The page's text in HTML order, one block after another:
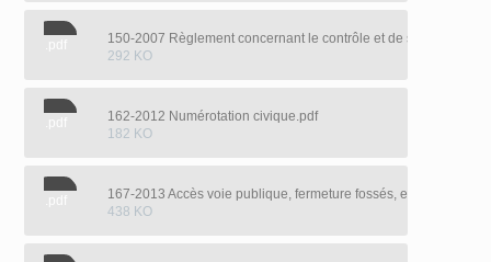
.pdf
150-2007 Règlement concernant le contrôle et de suivi
292 KO
.pdf
162-2012 Numérotation civique.pdf
182 KO
.pdf
167-2013 Accès voie publique, fermeture fossés, ect..pdf
438 KO